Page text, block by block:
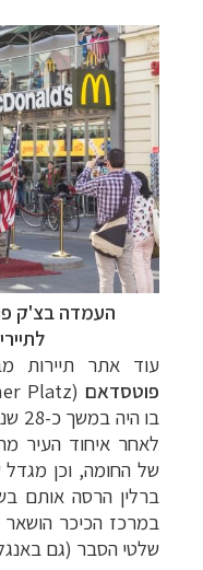
העמדה בצ'ק
עוד אתר תיירות
פוטסדאם (
Platz
בו היה במשך כ-28 שנים שטח הפקר בין שני חלקי
לאחר איחוד העיר
של החומה, וכן מגדל
במרכז הכיכר
שלטי הסבר (גם